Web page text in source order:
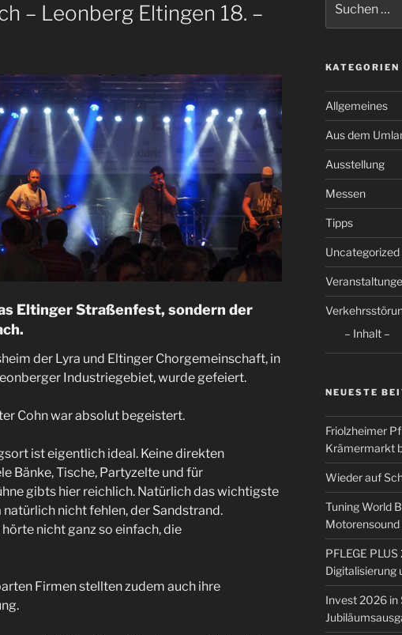
– Leonberg Eltingen 18. –
Eltinger Straßenfest, sondern der
der Lyra und Eltinger Chorgemeinschaft, in
Industriegebiet, wurde gefeiert.
Cohn war absolut begeistert.
ist eigentlich ideal. Keine direkten
Bänke, Tische, Partyzelte und für
gibts hier reichlich. Natürlich das wichtigste
natürlich nicht fehlen, der Sandstrand.
hörte nicht ganz so einfach, die
Firmen stellten zudem auch ihre
nach:
KATEGORIEN
Allgemeines
Aus dem
Ausstellung
Messen
Tipps
Uncategorized
– Inhalt –
NEUESTE
Friolzheimer
Krämermarkt
Wieder auf
Tuning World
PFLEGE
Digitalisierung
Invest 2026 in